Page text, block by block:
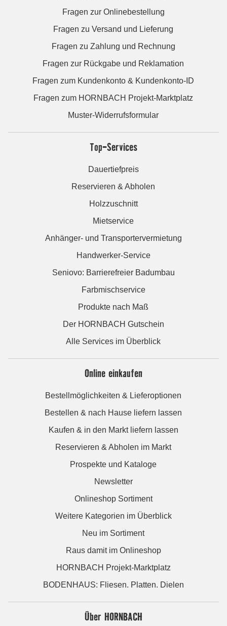
Fragen zur Onlinebestellung
Fragen zu Versand und Lieferung
Fragen zu Zahlung und Rechnung
Fragen zur Rückgabe und Reklamation
Fragen zum Kundenkonto & Kundenkonto-ID
Fragen zum HORNBACH Projekt-Marktplatz
Muster-Widerrufsformular
Top-Services
Dauertiefpreis
Reservieren & Abholen
Holzzuschnitt
Mietservice
Anhänger- und Transportervermietung
Handwerker-Service
Seniovo: Barrierefreier Badumbau
Farbmischservice
Produkte nach Maß
Der HORNBACH Gutschein
Alle Services im Überblick
Online einkaufen
Bestellmöglichkeiten & Lieferoptionen
Bestellen & nach Hause liefern lassen
Kaufen & in den Markt liefern lassen
Reservieren & Abholen im Markt
Prospekte und Kataloge
Newsletter
Onlineshop Sortiment
Weitere Kategorien im Überblick
Neu im Sortiment
Raus damit im Onlineshop
HORNBACH Projekt-Marktplatz
BODENHAUS: Fliesen. Platten. Dielen
Über HORNBACH